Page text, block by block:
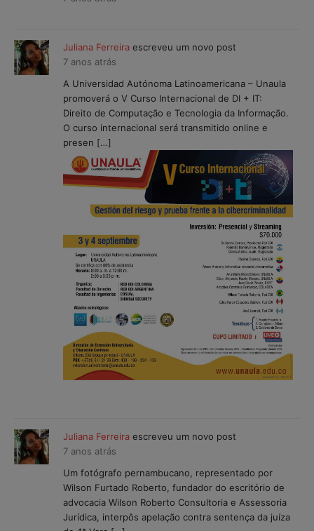
Juliana Ferreira escreveu um novo post
7 anos atrás
A Universidad Autónoma Latinoamericana – Unaula
promoverá o V Curso Internacional de DI + IT:
Direito de Computação e Tecnologia da Informação.
O curso internacional será transmitido online e
presen […]
Juliana Ferreira escreveu um novo post
7 anos atrás
Um fotógrafo pernambucano, representado por
Wilson Furtado Roberto, fundador do escritório de
advocacia Wilson Roberto Consultoria e Assessoria
Jurídica, interpôs apelação contra sentença da juíza